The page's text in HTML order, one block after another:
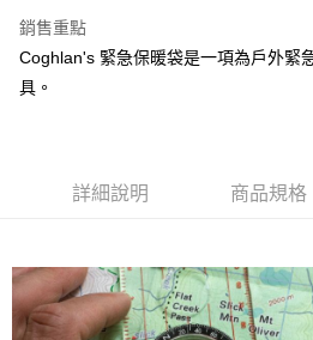
臺灣中小企業銀行
匯豐（台灣）商業銀行
華
台灣樂天信用卡公司
Apple Pay
ATM付款
每筆NT$60，滿NT$490(含以上)免運費
每筆NT$60，滿NT$490(含以上)免運費
7-11取貨付款
銷售重點
Coghlan's 緊急保暖袋是一項為戶外緊
具。
詳細說明 商品規格